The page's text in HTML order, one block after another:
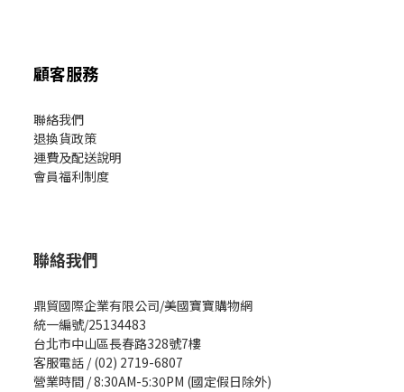
顧客服務
聯絡我們
退換貨政策
運費及配送說明
會員福利制度
聯絡我們
鼎貿國際企業有限公司/美國寶寶購物網
統一編號/25134483
台北市中山區長春路328號7樓
客服電話 / (02) 2719-6807
營業時間 / 8:30AM-5:30PM (國定假日除外)